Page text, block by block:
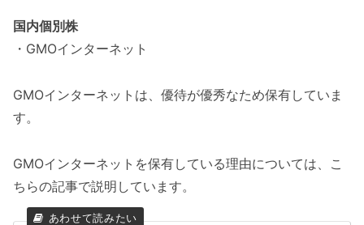
国内個別株
・GMOインターネット
GMOインターネットは、優待が優秀なため保有していま
す。
GMOインターネットを保有している理由については、こ
ちらの記事で説明しています。